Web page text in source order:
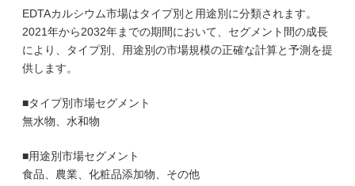
EDTAカルシウム市場はタイプ別と用途別に分類されます。
2021年から2032年までの期間において、セグメント間の成長
により、タイプ別、用途別の市場規模の正確な計算と予測を提
供します。
■タイプ別市場セグメント
無水物、水和物
■用途別市場セグメント
食品、農業、化粧品添加物、その他